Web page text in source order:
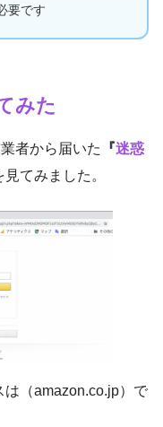
要です
みた
者から届いた 『迷惑
てみました。
（amazon.co.jp）で